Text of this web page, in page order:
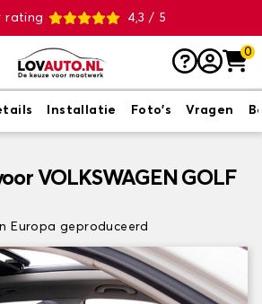
4,3 / 5
0
Installatie Foto's Vragen
VOLKSWAGEN GOLF
Europa geproduceerd